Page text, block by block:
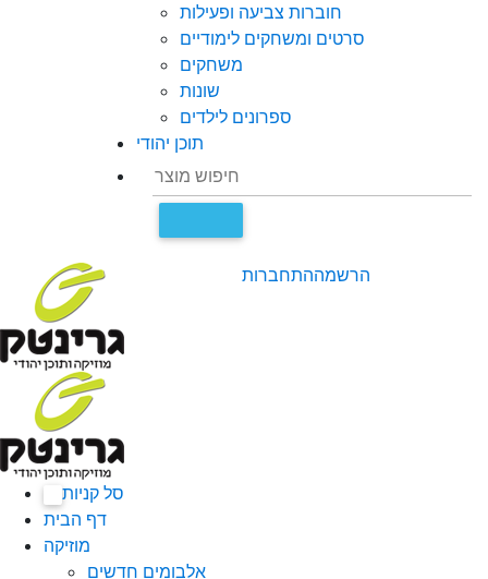
חוברות צביעה ופעילות
סרטים ומשחקים לימודיים
משחקים
שונות
ספרונים לילדים
תוכן יהודי
התחברותהרשמה
סל קניות
דף הבית
מוזיקה
אלבומים חדשים